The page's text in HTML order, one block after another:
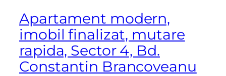
Apartament modern,
imobil finalizat, mutare
rapida, Sector 4, Bd.
Constantin Brancoveanu